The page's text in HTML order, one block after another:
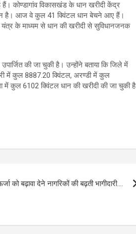
कोण्डागांव विकासखंड के धान खरीदी केंद्र
है। आज वे कुल 41 क्विंटल धान बेचने आए हैं।
यंत्र के माध्यम से धान की खरीदी से सुविधानजनक
की जा चुकी है। उन्होंने बताया कि जिले में
में कुल 8887.20 क्विंटल, अरण्डी में कुल
कुल 6102 क्विंटल धान की खरीदी की जा चुकी है
को बढ़ावा देने नागरिकों की बढ़ती भागीदारी….